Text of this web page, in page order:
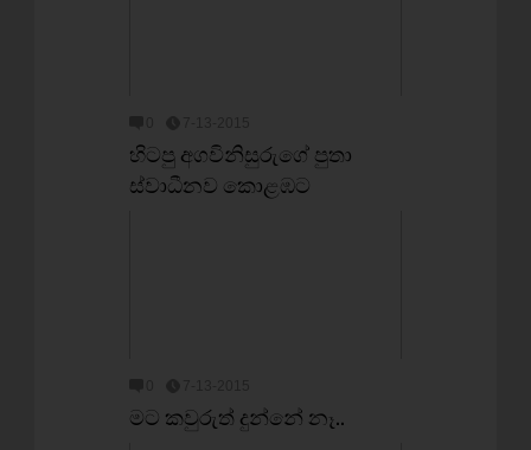
හිටපු අගවිනිසුරුගේ පුතා
ස්වාධීනව කොළඹට
මට කවුරුත් දුන්නේ නෑ..